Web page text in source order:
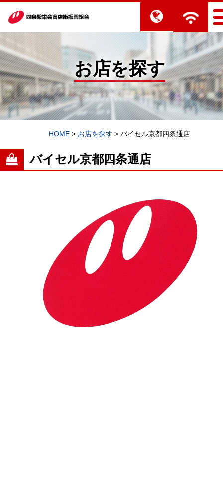
お店を探す
HOME > お店を探す > バイセル京都四条通店
バイセル京都四条通店